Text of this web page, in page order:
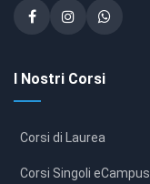
I Nostri Corsi
Corsi di Laurea
Corsi Singoli eCampus